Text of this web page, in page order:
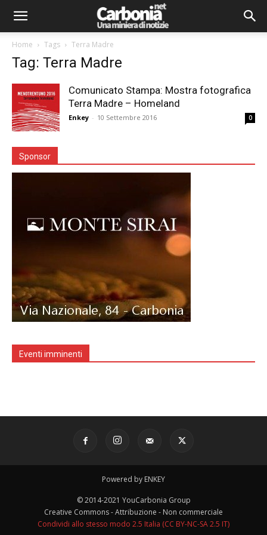
Home Tags Terra Madre
Tag: Terra Madre
Comunicato Stampa: Mostra fotografica
Terra Madre – Homeland
Enkey - 10 Settembre 2016 0
Sponsor
Eventi imminenti
Powered by ENKEY
© 2014-2021 YouCarbonia Group
Creative Commons - Attribuzione - Non commerciale
Condividi allo stesso modo 2.5 Italia (CC BY-NC-SA 2.5 IT)